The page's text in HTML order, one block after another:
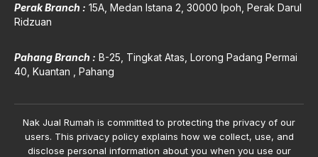
Perak Branch : 15A, Medan Istana 2, 30000 Ipoh, Perak Darul
Ridzuan
Pahang Branch : B-25, Tingkat Atas, Lorong Padang Permai
40, Kuantan , Pahang
Nak Jual Rumah is committed to protecting the privacy of our
users. This privacy policy explains how we collect, use, and
disclose personal information about you when you use our